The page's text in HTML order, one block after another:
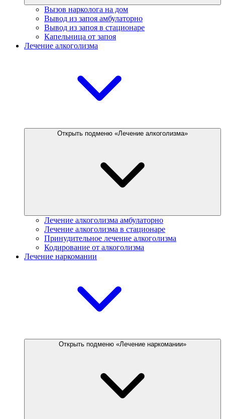
Вызов нарколога на дом
Вывод из запоя амбулаторно
Вывод из запоя в стационаре
Капельница от запоя
Лечение алкоголизма
Открыть подменю «Лечение алкоголизма»
Лечение алкоголизма амбулаторно
Лечение алкоголизма в стационаре
Принудительное лечение алкоголизма
Кодирование от алкоголизма
Лечение наркомании
Открыть подменю «Лечение наркомании»